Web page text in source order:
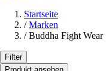
Startseite
/ Marken
/ Buddha Fight Wear
Filter